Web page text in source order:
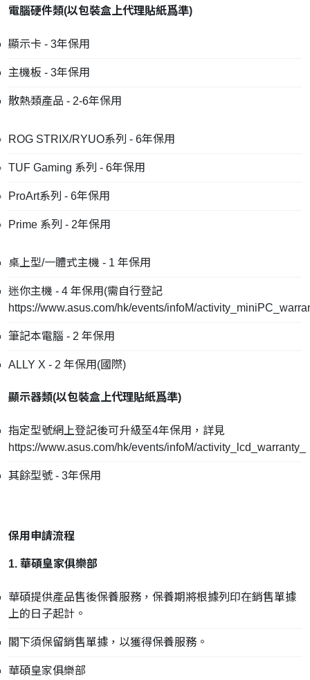
電腦硬件類(以包裝盒上代理貼紙爲準)
顯示卡 - 3年保用
主機板 - 3年保用
散熱類產品 - 2-6年保用
ROG STRIX/RYUO系列 - 6年保用
TUF Gaming 系列 - 6年保用
ProArt系列 - 6年保用
Prime 系列 - 2年保用
桌上型/一體式主機 - 1 年保用
迷你主機 - 4 年保用(需自行登記
https://www.asus.com/hk/events/infoM/
筆記本電腦 - 2 年保用
ALLY X - 2 年保用(國際)
顯示器類(以包裝盒上代理貼紙爲準)
指定型號網上登記後可升級至4年保用，詳見
https://www.asus.com/hk/events/infoM/activity_lcd_warranty_
其餘型號 - 3年保用
保用申請流程
1. 華碩皇家俱樂部
華碩提供產品售後保養服務，保養期將根據列印在銷售單據
上的日子起計。
閣下須保留銷售單據，以獲得保養服務。
華碩皇家俱樂部